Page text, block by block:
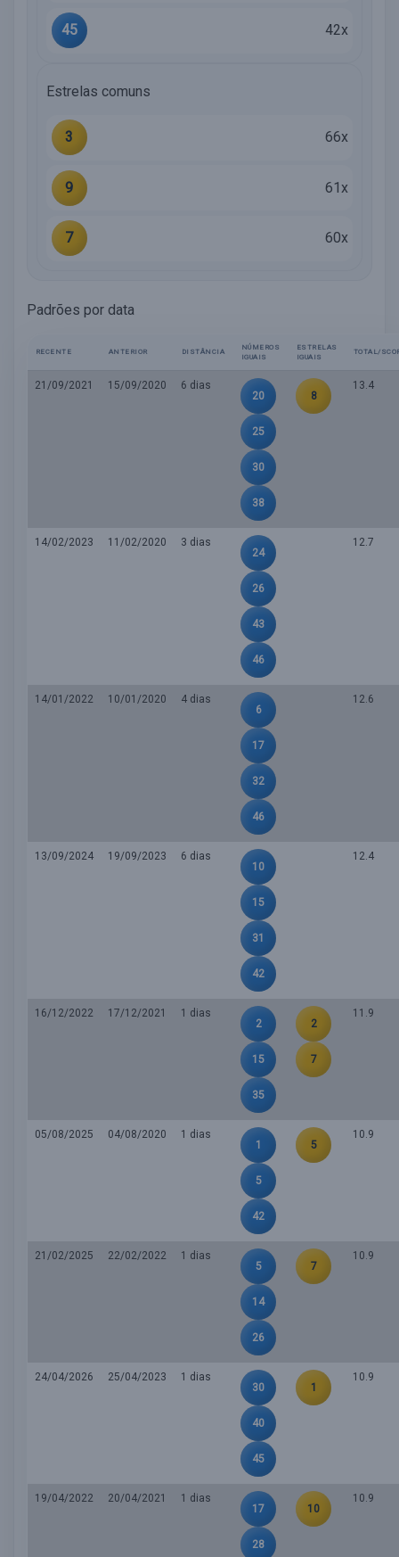
45 42x
Estrelas comuns
3 66x
9 61x
7 60x
Padrões por data
RECENTE ANTERIOR DISTÂNCIA
NÚMEROS
IGUAIS
ESTRELAS
IGUAIS
TOTAL/
21/09/2021 15/09/2020
6 dias
20
25
30
38
8
13.4
14/02/2023 11/02/2020
3 dias
24
26
43
46
12.7
14/01/2022 10/01/2020
4 dias
6
17
32
46
12.6
13/09/2024 19/09/2023
6 dias
10
15
31
42
12.4
16/12/2022 17/12/2021
1 dias
2
15
35
2
7
11.9
05/08/2025 04/08/2020
1 dias
1
5
42
5
10.9
21/02/2025 22/02/2022
1 dias
5
14
26
7
10.9
24/04/2026 25/04/2023
1 dias
30
40
45
1
10.9
19/04/2022 20/04/2021
1 dias
17
28
10
10.9